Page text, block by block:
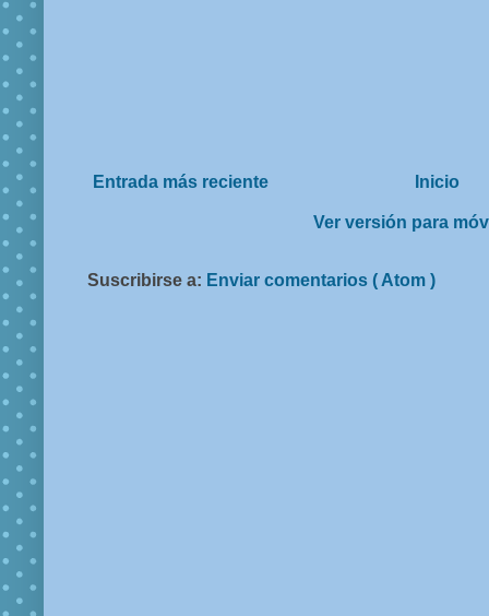
Entrada más reciente Inicio
Ver versión para
Suscribirse a: Enviar comentarios ( Atom )